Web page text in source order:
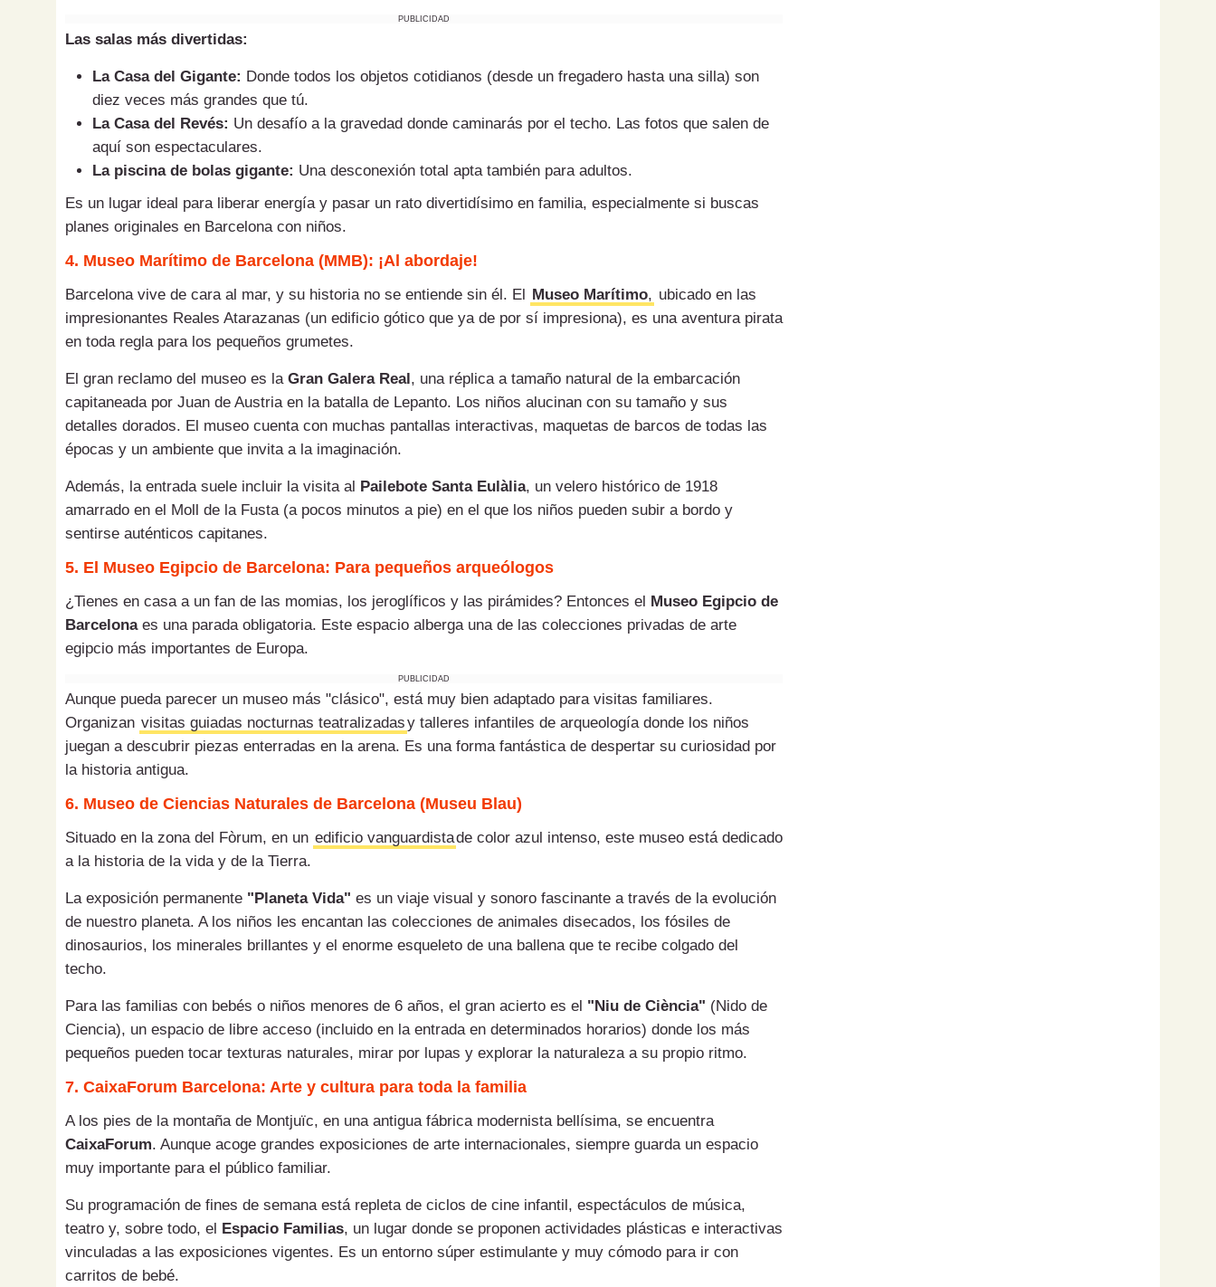
PUBLICIDAD
Las salas más divertidas:
La Casa del Gigante: Donde todos los objetos cotidianos (desde un fregadero hasta una silla) son
diez veces más grandes que tú.
La Casa del Revés: Un desafío a la gravedad donde caminarás por el techo. Las fotos que salen de
aquí son espectaculares.
La piscina de bolas gigante: Una desconexión total apta también para adultos.
Es un lugar ideal para liberar energía y pasar un rato divertidísimo en familia, especialmente si buscas
planes originales en Barcelona con niños.
4. Museo Marítimo de Barcelona (MMB): ¡Al abordaje!
Barcelona vive de cara al mar, y su historia no se entiende sin él. El Museo Marítimo, ubicado en las
impresionantes Reales Atarazanas (un edificio gótico que ya de por sí impresiona), es una aventura pirata
en toda regla para los pequeños grumetes.
El gran reclamo del museo es la Gran Galera Real, una réplica a tamaño natural de la embarcación
capitaneada por Juan de Austria en la batalla de Lepanto. Los niños alucinan con su tamaño y sus
detalles dorados. El museo cuenta con muchas pantallas interactivas, maquetas de barcos de todas las
épocas y un ambiente que invita a la imaginación.
Además, la entrada suele incluir la visita al Pailebote Santa Eulàlia, un velero histórico de 1918
amarrado en el Moll de la Fusta (a pocos minutos a pie) en el que los niños pueden subir a bordo y
sentirse auténticos capitanes.
5. El Museo Egipcio de Barcelona: Para pequeños arqueólogos
¿Tienes en casa a un fan de las momias, los jeroglíficos y las pirámides? Entonces el Museo Egipcio de
Barcelonaes una parada obligatoria. Este espacio alberga una de las colecciones privadas de arte
egipcio más importantes de Europa.
PUBLICIDAD
Aunque pueda parecer un museo más "clásico", está muy bien adaptado para visitas familiares.
Organizan visitas guiadas nocturnas teatralizadasy talleres infantiles de arqueología donde los niños
juegan a descubrir piezas enterradas en la arena. Es una forma fantástica de despertar su curiosidad por
la historia antigua.
6. Museo de Ciencias Naturales de Barcelona (Museu Blau)
Situado en la zona del Fòrum, en un edificio vanguardistade color azul intenso, este museo está dedicado
a la historia de la vida y de la Tierra.
La exposición permanente "Planeta Vida" es un viaje visual y sonoro fascinante a través de la evolución
de nuestro planeta. A los niños les encantan las colecciones de animales disecados, los fósiles de
dinosaurios, los minerales brillantes y el enorme esqueleto de una ballena que te recibe colgado del
techo.
Para las familias con bebés o niños menores de 6 años, el gran acierto es el "Niu de Ciència" (Nido de
Ciencia), un espacio de libre acceso (incluido en la entrada en determinados horarios) donde los más
pequeños pueden tocar texturas naturales, mirar por lupas y explorar la naturaleza a su propio ritmo.
7. CaixaForum Barcelona: Arte y cultura para toda la familia
A los pies de la montaña de Montjuïc, en una antigua fábrica modernista bellísima, se encuentra
CaixaForum. Aunque acoge grandes exposiciones de arte internacionales, siempre guarda un espacio
muy importante para el público familiar.
Su programación de fines de semana está repleta de ciclos de cine infantil, espectáculos de música,
teatro y, sobre todo, el Espacio Familias, un lugar donde se proponen actividades plásticas e interactivas
vinculadas a las exposiciones vigentes. Es un entorno súper estimulante y muy cómodo para ir con
carritos de bebé.